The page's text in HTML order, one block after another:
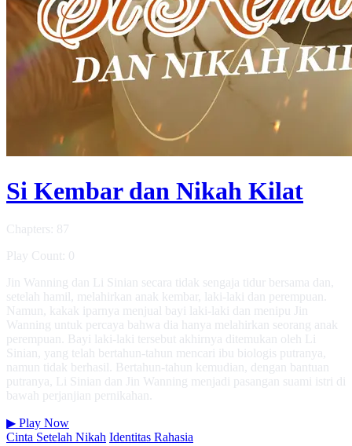
Si Kembar dan Nikah Kilat
Chapters: 87
Play Count: 0
Jin Wanning dan Li Sinian secara tidak sengaja tidur bersama dan,
setelah hamil, melahirkan anak kembar, laki-laki dan perempuan.
Namun, kakak iparnya menjual bayi laki-laki dan menipu Jin
Wanning untuk percaya bahwa dia hanya melahirkan seorang anak
perempuan. Bayi laki-laki tersebut akhirnya ditemukan oleh Li
Sinian, yang telah bertahun-tahun mencari ibu biologis putranya,
namun tidak berhasil. Bertahun-tahun kemudian, dengan bantuan
putranya, Li Sinian dan Jin Wanning menjadi pasangan suami istri di
bawah perjanjian pernikahan.
▶ Play Now
Cinta Setelah Nikah Identitas Rahasia